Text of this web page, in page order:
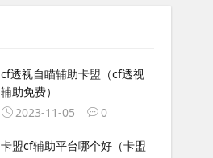
cf透视自瞄辅助卡盟（cf透视
辅助免费）
2023-11-05
0
卡盟cf辅助平台哪个好（卡盟